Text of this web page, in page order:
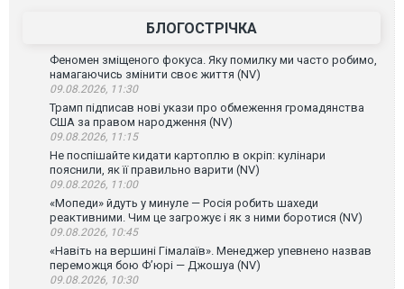
БЛОГОСТРІЧКА
Феномен зміщеного фокуса. Яку помилку ми часто робимо,
намагаючись змінити своє життя (NV)
09.08.2026, 11:30
Трамп підписав нові укази про обмеження громадянства
США за правом народження (NV)
09.08.2026, 11:15
Не поспішайте кидати картоплю в окріп: кулінари
пояснили, як її правильно варити (NV)
09.08.2026, 11:00
«Мопеди» йдуть у минуле — Росія робить шахеди
реактивними. Чим це загрожує і як з ними боротися (NV)
09.08.2026, 10:45
«Навіть на вершині Гімалаїв». Менеджер упевнено назвав
переможця бою Ф’юрі — Джошуа (NV)
09.08.2026, 10:30